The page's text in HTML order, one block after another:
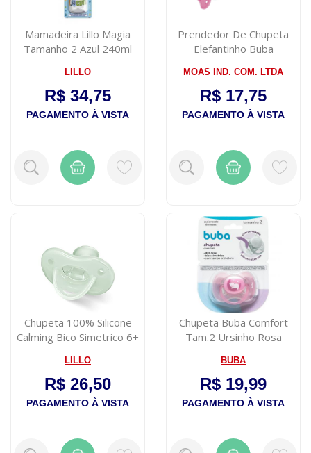
Mamadeira Lillo Magia
Tamanho 2 Azul 240ml
LILLO
R$ 34,75
PAGAMENTO À VISTA
Prendedor De Chupeta
Elefantinho Buba
MOAS IND. COM. LTDA
R$ 17,75
PAGAMENTO À VISTA
Chupeta 100% Silicone
Calming Bico Simetrico 6+
LILLO
R$ 26,50
PAGAMENTO À VISTA
Chupeta Buba Comfort
Tam.2 Ursinho Rosa
BUBA
R$ 19,99
PAGAMENTO À VISTA